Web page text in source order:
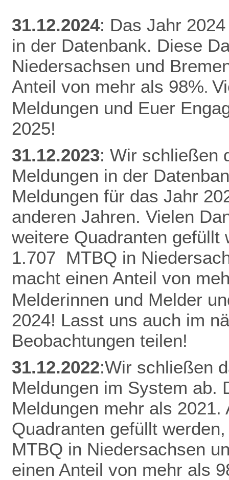
31.12.2024: Das Jahr
in der Datenbank. Diese
Niedersachsen und
Anteil von mehr als 98%.
Meldungen und Euer
2025!
31.12.2023: Wir schließen
Meldungen in der
Meldungen für das Jahr
anderen Jahren. Vielen
weitere Quadranten gefüllt
1.707 MTBQ in
macht einen Anteil von
Melderinnen und Melder
2024! Lasst uns auch im
Beobachtungen teilen!
31.12.2022:Wir schließen
Meldungen im System ab.
Meldungen mehr als 2021.
Quadranten gefüllt
MTBQ in Niedersachsen
einen Anteil von mehr als